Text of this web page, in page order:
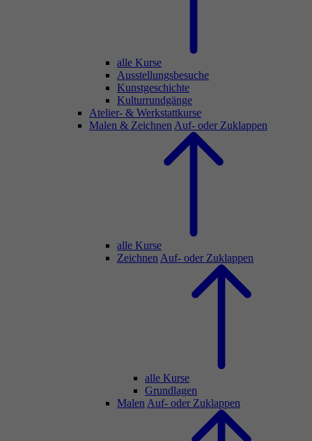
alle Kurse
Ausstellungsbesuche
Kunstgeschichte
Kulturrundgänge
Atelier- & Werkstattkurse
Malen & Zeichnen Auf- oder Zuklappen
alle Kurse
Zeichnen Auf- oder Zuklappen
alle Kurse
Grundlagen
Malen Auf- oder Zuklappen